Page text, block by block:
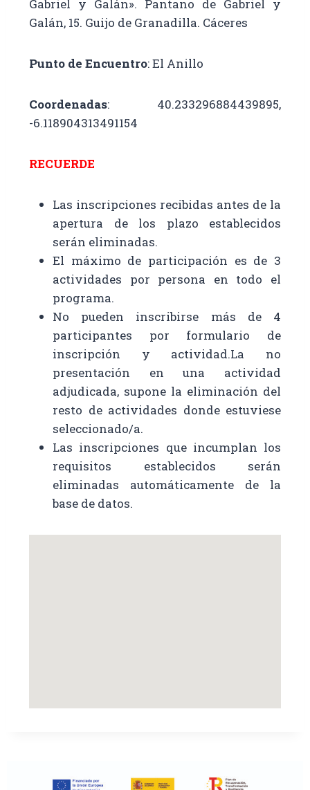
Gabriel y Galán». Pantano de Gabriel y
Galán, 15. Guijo de Granadilla. Cáceres
Punto de Encuentro: El Anillo
Coordenadas: 40.233296884439895,
-6.118904313491154
RECUERDE
Las inscripciones recibidas antes de la
apertura de los plazo establecidos
serán eliminadas.
El máximo de participación es de 3
actividades por persona en todo el
programa.
No pueden inscribirse más de 4
participantes por formulario de
inscripción y actividad.La no
presentación en una actividad
adjudicada, supone la eliminación del
resto de actividades donde estuviese
seleccionado/a.
Las inscripciones que incumplan los
requisitos establecidos serán
eliminadas automáticamente de la
base de datos.